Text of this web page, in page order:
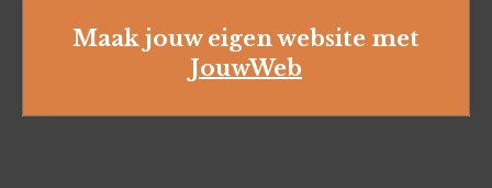
Maak jouw eigen website met
JouwWeb